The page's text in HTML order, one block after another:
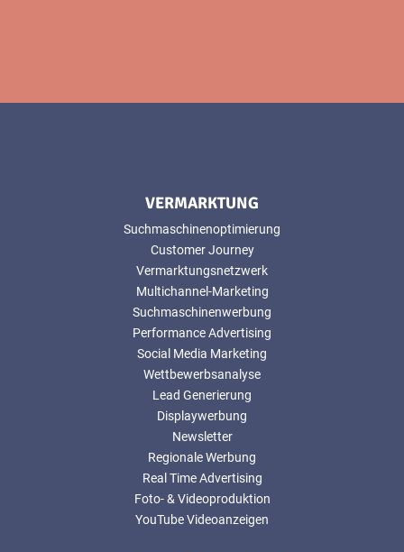
VERMARKTUNG
Suchmaschinenoptimierung
Customer Journey
Vermarktungsnetzwerk
Multichannel-Marketing
Suchmaschinenwerbung
Performance Advertising
Social Media Marketing
Wettbewerbsanalyse
Lead Generierung
Displaywerbung
Newsletter
Regionale Werbung
Real Time Advertising
Foto- & Videoproduktion
YouTube Videoanzeigen